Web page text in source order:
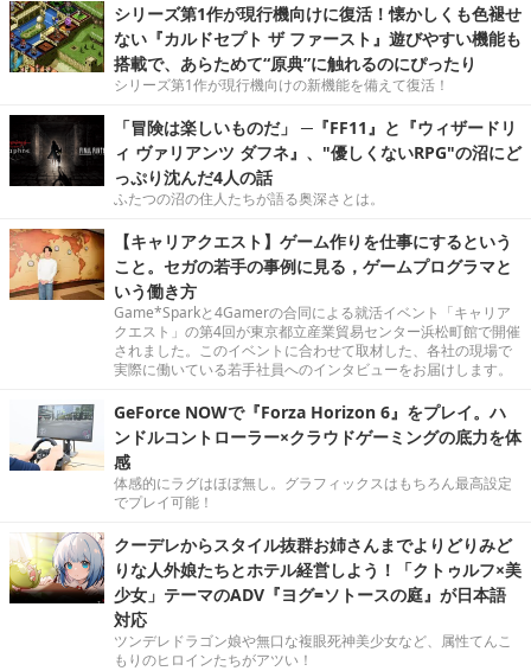
シリーズ第1作が現行機向けに復活！懐かしくも色褪せ
ない『カルドセプト ザ ファースト』遊びやすい機能も
搭載で、あらためて“原典”に触れるのにぴったり
シリーズ第1作が現行機向けの新機能を備えて復活！
「冒険は楽しいものだ」 ─『FF11』と『ウィザードリ
ィ ヴァリアンツ ダフネ』、"優しくないRPG"の沼にど
っぷり沈んだ4人の話
ふたつの沼の住人たちが語る奥深さとは。
【キャリアクエスト】ゲーム作りを仕事にするという
こと。セガの若手の事例に見る，ゲームプログラマと
いう働き方
Game*Sparkと4Gamerの合同による就活イベント「キャリア
クエスト」の第4回が東京都立産業貿易センター浜松町館で開催
されました。このイベントに合わせて取材した、各社の現場で
実際に働いている若手社員へのインタビューをお届けします。
GeForce NOWで『Forza Horizon 6』をプレイ。ハ
ンドルコントローラー×クラウドゲーミングの底力を体
感
体感的にラグはほぼ無し。グラフィックスはもちろん最高設定
でプレイ可能！
クーデレからスタイル抜群お姉さんまでよりどりみど
りな人外娘たちとホテル経営しよう！「クトゥルフ×美
少女」テーマのADV『ヨグ=ソトースの庭』が日本語
対応
ツンデレドラゴン娘や無口な複眼死神美少女など、属性てんこ
もりのヒロインたちがアツい！